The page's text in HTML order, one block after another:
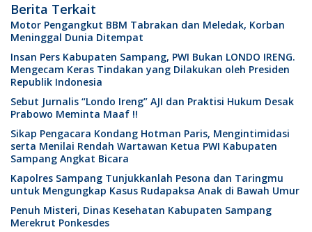
Berita Terkait
Motor Pengangkut BBM Tabrakan dan Meledak, Korban
Meninggal Dunia Ditempat
Insan Pers Kabupaten Sampang, PWI Bukan LONDO IRENG.
Mengecam Keras Tindakan yang Dilakukan oleh Presiden
Republik Indonesia
Sebut Jurnalis “Londo Ireng” AJI dan Praktisi Hukum Desak
Prabowo Meminta Maaf !!
Sikap Pengacara Kondang Hotman Paris, Mengintimidasi
serta Menilai Rendah Wartawan Ketua PWI Kabupaten
Sampang Angkat Bicara
Kapolres Sampang Tunjukkanlah Pesona dan Taringmu
untuk Mengungkap Kasus Rudapaksa Anak di Bawah Umur
Penuh Misteri, Dinas Kesehatan Kabupaten Sampang
Merekrut Ponkesdes